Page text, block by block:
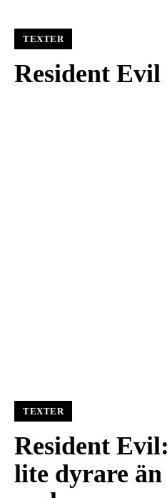
TEXTER
Resident
TEXTER
Resident
lite dyrare